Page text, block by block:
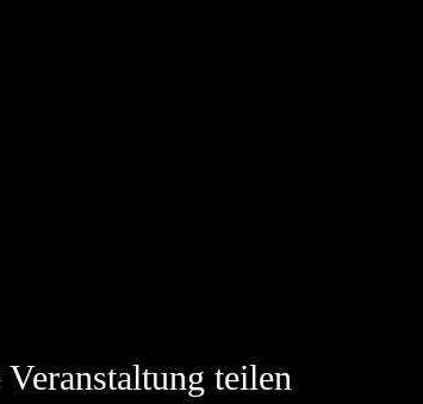
Veranstaltung teilen